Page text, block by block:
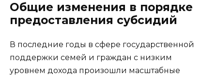
Общие изменения в порядке
предоставления субсидий
В последние годы в сфере государственной
поддержки семей и граждан с низким
уровнем дохода произошли масштабные